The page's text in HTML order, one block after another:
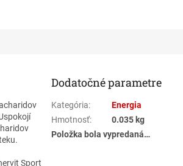
Sport
Dodatočné parametre
Kategória:
Energia
Hmotnosť:
0.035 kg
Položka bola vypredaná…